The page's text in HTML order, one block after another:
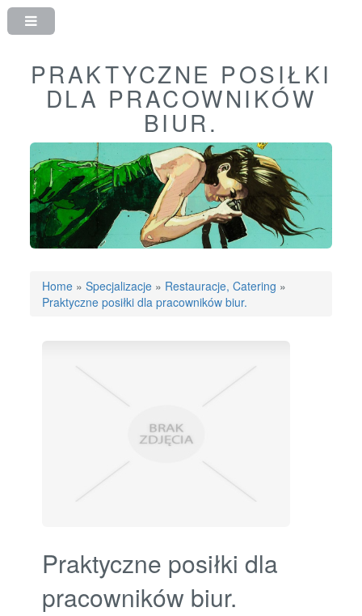
PRAKTYCZNE POSIŁKI
DLA PRACOWNIKÓW
BIUR.
Home »Specjalizacje » Restauracje, Catering »
Praktyczne posiłki dla pracowników biur.
Praktyczne posiłki dla
pracowników biur.